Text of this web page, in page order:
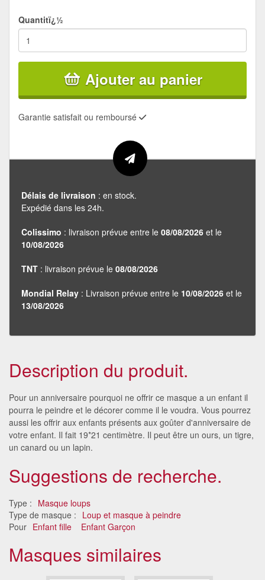
Quantitï¿½
Ajouter au panier
Garantie satisfait ou remboursé
Délais de livraison : en stock.
Expédié dans les 24h.
Colissimo : livraison prévue entre le 08/08/2026 et le
10/08/2026
TNT : livraison prévue le 08/08/2026
Mondial Relay : Livraison prévue entre le 10/08/2026 et le
13/08/2026
Description du produit.
Pour un anniversaire pourquoi ne offrir ce masque a un enfant il
pourra le peindre et le décorer comme il le voudra. Vous pourrez
aussi les offrir aux enfants présents aux goûter d'anniversaire de
votre enfant. Il fait 19*21 centimètre. Il peut être un ours, un tigre,
un canard ou un lapin.
Suggestions de recherche.
Type : Masque loups
Type de masque : Loup et masque à peindre
Pour Enfant fille Enfant Garçon
Masques similaires